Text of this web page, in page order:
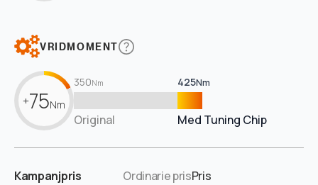
VRIDMOMENT
+75Nm
350Nm 425Nm
Original Med Tuning Chip
Kampanjpris Ordinarie prisPris